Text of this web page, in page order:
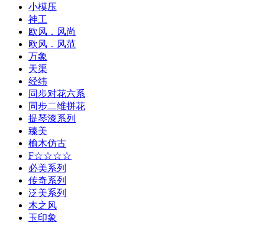
小模压
神工
欧风．风尚
欧风．风范
万象
天渠
经纬
同步对花六系
同步二维拼花
提琴漆系列
臻美
榆木仿古
F☆☆☆☆
必美系列
传奇系列
泛美系列
木之风
玉印象